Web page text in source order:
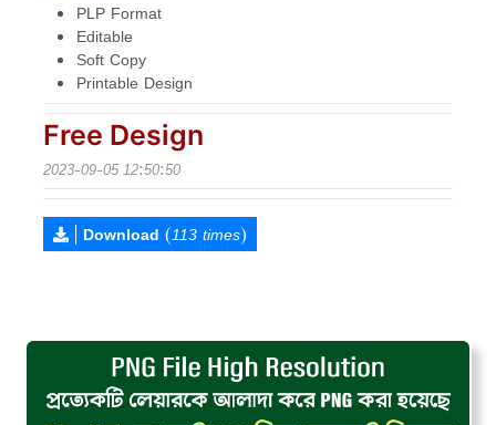
PLP Format
Editable
Soft Copy
Printable Design
Free Design
2023-09-05 12:50:50
Download (113 times)